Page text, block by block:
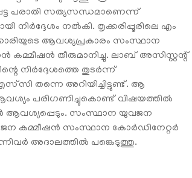
പരാതി സത്യസന്ധമാണെന്ന്
നിര്‍ദ്ദേശം നല്‍കി. തൃക്കരിപ്പൂരിലെ എം
ആവശ്യപ്രകാരം സംസ്ഥാന
കമ്മീഷന്‍ തീരുമാനിച്ചു. ലാബ് അസിസ്റ്റന്റ്
നിര്‍ദ്ദേശത്തെ തുടര്‍ന്ന്
തന്നെ അറിയിച്ചിട്ടുണ്ട്. ആ
ആവശ്യം പരിഗണിച്ചുകൊണ്ട് വിഷയത്തില്‍
ആവശ്യപ്പെടും. സംസ്ഥാന യുവജന
കമ്മീഷന്‍ സംസ്ഥാന കോര്‍ഡിനേറ്റര്‍
അദാലത്തില്‍ പങ്കെടുത്തു.